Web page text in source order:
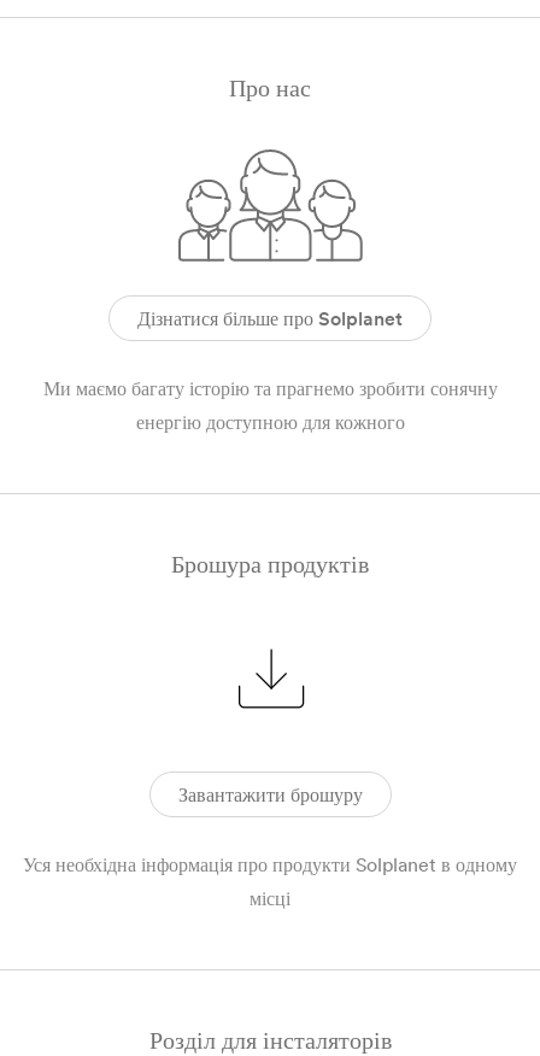
Про нас
Дізнатися більше про Solplanet
Ми маємо багату історію та прагнемо зробити сонячну
енергію доступною для кожного
Брошура продуктів
Завантажити брошуру
Уся необхідна інформація про продукти Solplanet в одному
місці
Розділ для інсталяторів